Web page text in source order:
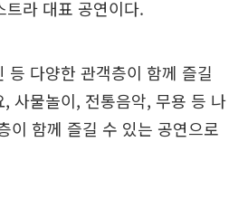
트라 대표 공연이다.
등 다양한 관객층이 함께 즐길
사물놀이, 전통음악, 무용 등 나
이 함께 즐길 수 있는 공연으로